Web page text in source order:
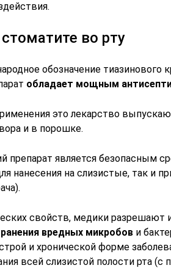
во рту
обозначение тиазинового
обладает мощным
это лекарство
и в порошке.
препарат является безопасным
нанесения на слизистые, так и
свойств, медики разрешают
вредных микробов и
и хронической форме
всей слизистой полости рта